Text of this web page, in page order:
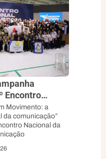
e
Movimento: a
da comunicação”
Nacional da